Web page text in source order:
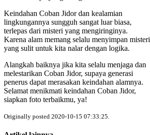
Keindahan Coban Jidor dan kealamian
lingkungannya sungguh sangat luar biasa,
terlepas dari misteri yang mengiringinya.
Karena alam memang selalu menyimpan misteri
yang sulit untuk kita nalar dengan logika.
Alangkah baiknya jika kita selalu menjaga dan
melestarikan Coban Jidor, supaya generasi
penerus dapat merasakan keindahan alamnya.
Selamat menikmati keindahan Coban Jidor,
siapkan foto terbaikmu, ya!
Originally posted 2020-10-15 07:33:25.